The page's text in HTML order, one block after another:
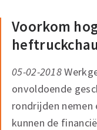
Voorkom
05-02-2018
onvoldoende
rondrijden nemen
kunnen de